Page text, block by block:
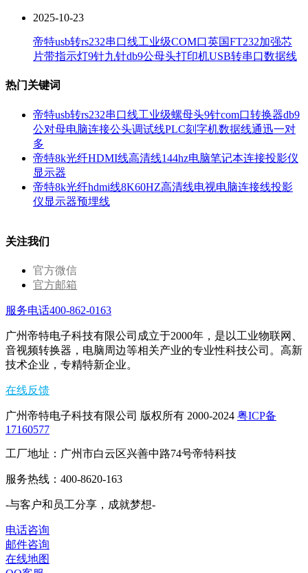
2025-10-23
帝特usb转rs232串口线工业级COM口英国FT232加强芯
片带指示灯9针九针db9公母头打印机USB转串口数据线
热门关键词
帝特usb转rs232串口线工业级螺母头9针com口转换器db9
公对母电脑连接公头调试线PLC刻字机数据线通迅一对
多
帝特8k光纤HDMI线高清线144hz电脑笔记本连接投影仪
显示器
帝特8k光纤hdmi线8K60HZ高清线电视电脑连接线投影
仪显示器预埋线
关注我们
官方微信
官方邮箱
服务电话400-862-0163
广州帝特电子科技有限公司成立于2000年，是以工业物联网、
音视频转换器，电脑周边等相关产业的专业性科技公司。高新
技术企业，专精特新企业。
在线反馈
广州帝特电子科技有限公司 版权所有 2000-2024 粤ICP备
17160577
工厂地址：广州市白云区兴善中路74号帝特科技
服务热线：400-8620-163
-与客户和员工分享，成就梦想-
电话咨询
邮件咨询
在线地图